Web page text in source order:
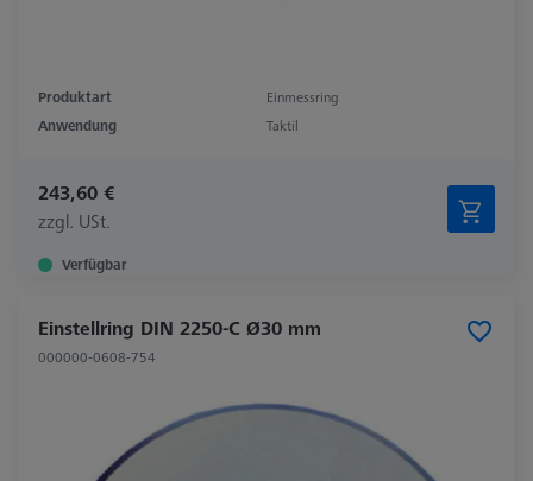
Produktart
Einmessring
Anwendung
Taktil
243,60 €
zzgl. USt.
Verfügbar
Einstellring DIN 2250-C Ø30 mm
000000-0608-754